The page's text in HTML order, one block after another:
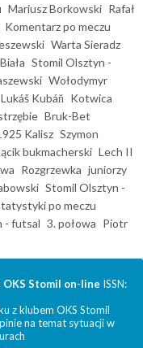
Mariusz Borkowski Rafał
Komentarz po meczu
Warta Sieradz
Stomil Olsztyn -
Wołodymyr
Lukáš Kubáň Kotwica
Bruk-Bet
Kalisz Szymon
bukmacherski Lech II
Rozgrzewka juniorzy
Stomil Olsztyn -
po meczu
- futsal 3. połowa Piotr
OKS Stomil on-line ISSN:
z klubem OKS Stomil
na temat sytuacji w